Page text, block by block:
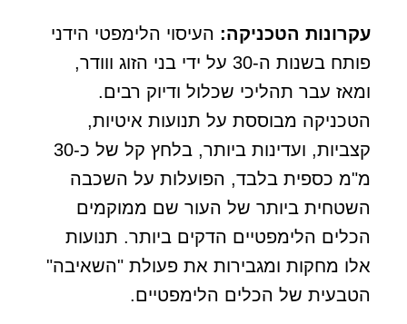
עקרונות הטכניקה: העיסוי הלימפטי הידני
פותח בשנות ה-30 על ידי בני הזוג ווודר,
ומאז עבר תהליכי שכלול ודיוק רבים.
הטכניקה מבוססת על תנועות איטיות,
קצביות, ועדינות ביותר, בלחץ קל של כ-30
מ"מ כספית בלבד, הפועלות על השכבה
השטחית ביותר של העור שם ממוקמים
הכלים הלימפטיים הדקים ביותר. תנועות
אלו מחקות ומגבירות את פעולת "השאיבה"
הטבעית של הכלים הלימפטיים.